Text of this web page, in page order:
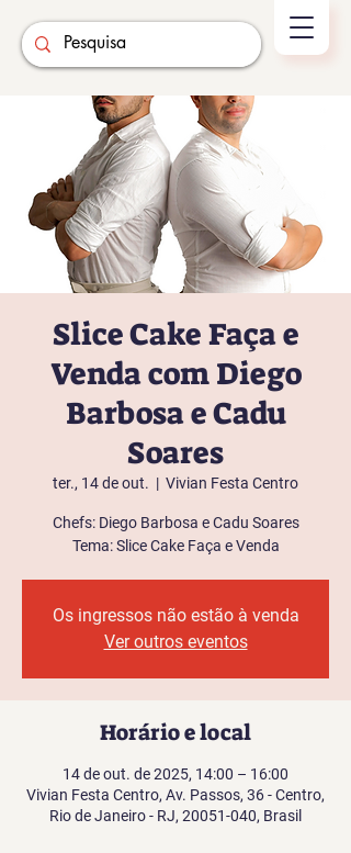
Slice Cake Faça e
Venda com Diego
Barbosa e Cadu
Soares
ter., 14 de out.
  |
Vivian Festa Centro
Chefs: Diego Barbosa e Cadu Soares
Tema: Slice Cake Faça e Venda
Os ingressos não estão à venda
Ver outros eventos
Horário e local
14 de out. de 2025, 14:00 – 16:00
Vivian Festa Centro, Av. Passos, 36 - Centro,
Rio de Janeiro - RJ, 20051-040, Brasil